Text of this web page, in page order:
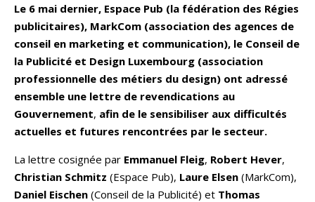
Le 6 mai dernier, Espace Pub (la fédération des Régies
publicitaires), MarkCom (association des agences de
conseil en marketing et communication), le Conseil de
la Publicité et Design Luxembourg (association
professionnelle des métiers du design) ont adressé
ensemble une lettre de revendications au
Gouvernement, afin de le sensibiliser aux difficultés
actuelles et futures rencontrées par le secteur.
La lettre cosignée par Emmanuel Fleig, Robert Hever,
Christian Schmitz (Espace Pub), Laure Elsen (MarkCom),
Daniel Eischen (Conseil de la Publicité) et Thomas